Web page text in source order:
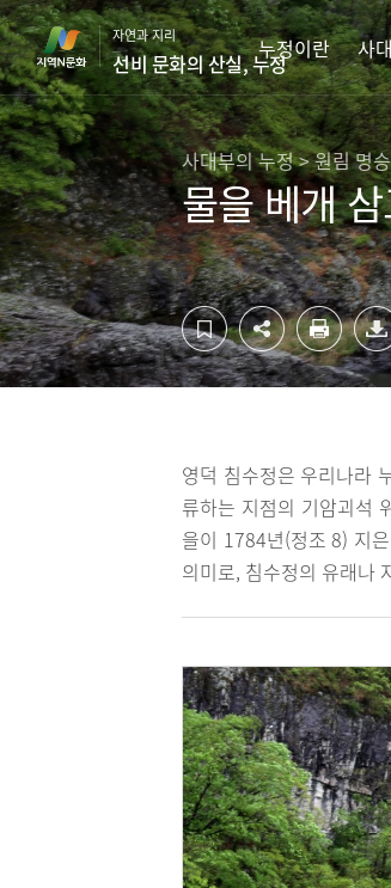
컨
텐
츠
영
역
바
로
가
기
하
단
영
역
바
로
가
기
자연과 지리
선비 문화의 산실, 누정
누정이란 사
사대부의 누정 > 원림 명
물을 베개
영덕 침수정은 우리나라
류하는 지점의 기암괴석
을이 1784년(정조 8) 지
의미로, 침수정의 유래나